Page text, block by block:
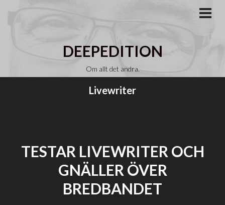
DEEPEDITION
Om allt det andra.
Livewriter
TESTAR LIVEWRITER OCH
GNÄLLER ÖVER
BREDBANDET